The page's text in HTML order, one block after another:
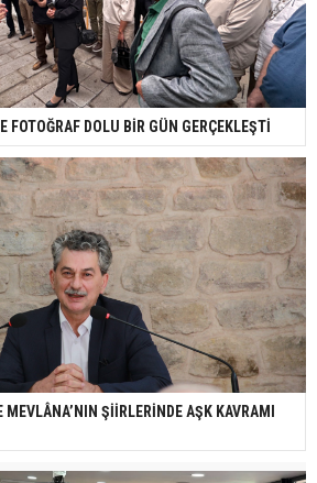
FOTOĞRAF DOLU BİR GÜN GERÇEKLEŞTİ
ŞİİRLERİNDE AŞK KAVRAMI